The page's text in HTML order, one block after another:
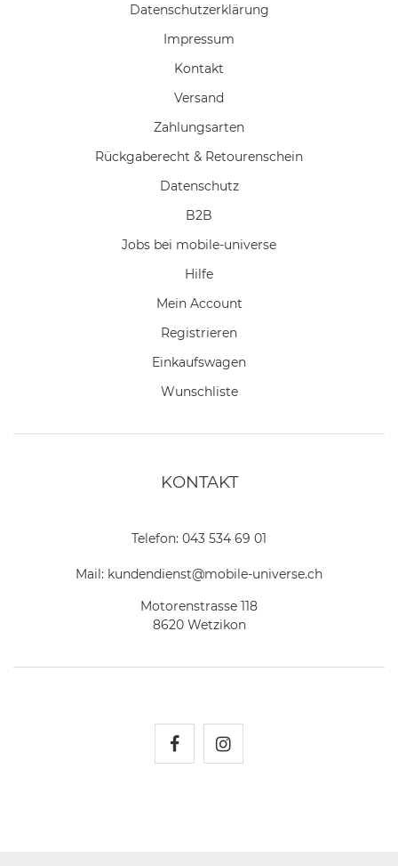
Daten­schutz­erklärung
Impressum
Kontakt
Versand
Zahlungsarten
Rückgaberecht & Retourenschein
Datenschutz
B2B
Jobs bei mobile-universe
Hilfe
Mein Account
Registrieren
Einkaufswagen
Wunschliste
KONTAKT
Telefon: 043 534 69 01
Mail: kundendienst@mobile-universe.ch
Motorenstrasse 118
8620 Wetzikon